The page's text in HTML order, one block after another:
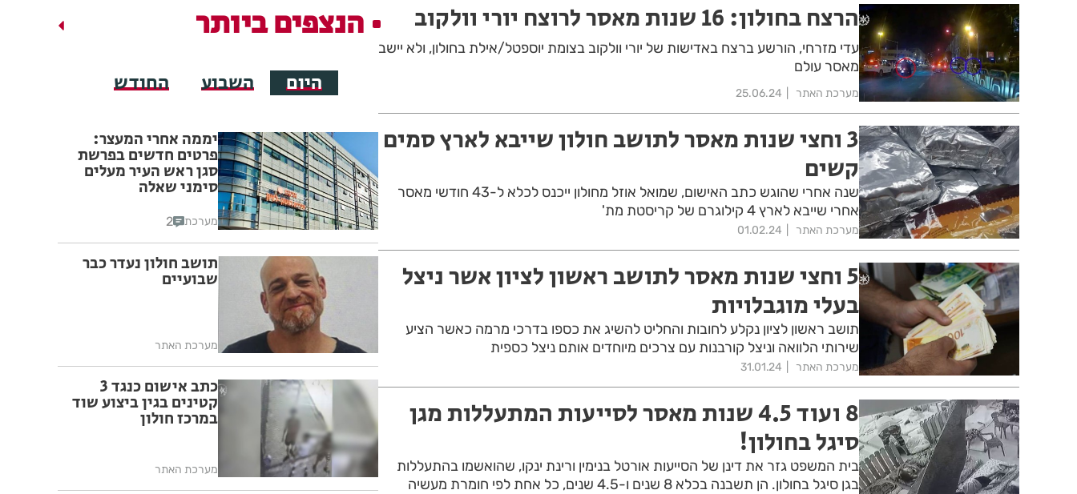
הרצח בחולון: 16 שנות מאסר לרוצח יורי וולקוב
עדי מזרחי, הורשע ברצח באדישות של יורי וולקוב בצומת יוספטל/אילת בחולון, ולא יישב
מאסר עולם
מערכת האתר 25.06.24
3 וחצי שנות מאסר לתושב חולון שייבא לארץ סמים
קשים
שנה אחרי שהוגש כתב האישום, שמואל אוזל מחולון ייכנס לכלא ל-43 חודשי מאסר
אחרי שייבא לארץ 4 קילוגרם של קריסטת מת'
מערכת האתר 01.02.24
5 וחצי שנות מאסר לתושב ראשון לציון אשר ניצל
בעלי מוגבלויות
תושב ראשון לציון נקלע לחובות והחליט להשיג את כספו בדרכי מרמה כאשר הציע
שירותי הלוואה וניצל קורבנות עם צרכים מיוחדים אותם ניצל כספית
מערכת האתר 31.01.24
8 ועוד 4.5 שנות מאסר לסייעות המתעללות מגן
סיגל בחולון!
בית המשפט גזר את דינן של הסייעות אורטל בנימין ורינת ינקו, שהואשמו בהתעללות
בגן סיגל בחולון. הן תשבנה בכלא 8 שנים ו-4.5 שנים, כל אחת לפי חומרת מעשיה
הנצפים ביותר
היום השבוע החודש
יממה אחרי המעצר:
פרטים חדשים בפרשת
סגן ראש העיר מעלים
סימני שאלה
מערכת 2
תושב חולון נעדר כבר
שבועיים
מערכת האתר
כתב אישום כנגד 3
קטינים בגין ביצוע שוד
במרכז חולון
מערכת האתר